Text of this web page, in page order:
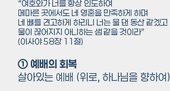
“여호와가 너를 항상 인도하여
메마른 곳에서도 네 영혼을 만족하게 하며
네 뼈를 견고하게 하리니 너는 물 댄 동산 같겠고
물이 끊어지지 아니하는 샘 같을 것이라”
(이사야 58장 11절)
① 예배의 회복
살아있는 예배 (위로, 하나님을 향하여)